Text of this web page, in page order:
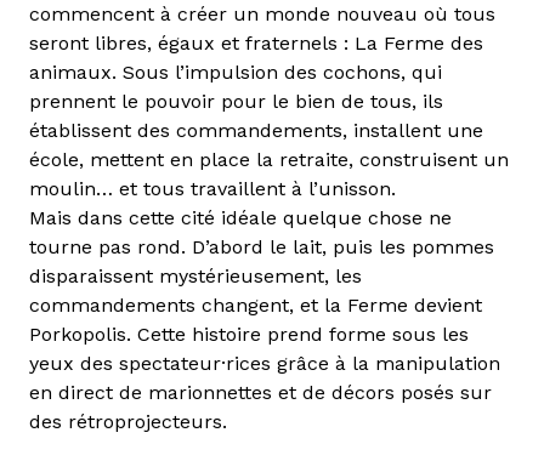
commencent à créer un monde nouveau où tous
seront libres, égaux et fraternels : La Ferme des
animaux. Sous l’impulsion des cochons, qui
prennent le pouvoir pour le bien de tous, ils
établissent des commandements, installent une
école, mettent en place la retraite, construisent un
moulin… et tous travaillent à l’unisson.
Mais dans cette cité idéale quelque chose ne
tourne pas rond. D’abord le lait, puis les pommes
disparaissent mystérieusement, les
commandements changent, et la Ferme devient
Porkopolis. Cette histoire prend forme sous les
yeux des spectateur·rices grâce à la manipulation
en direct de marionnettes et de décors posés sur
des rétroprojecteurs.